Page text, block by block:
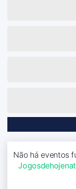
Não há eventos